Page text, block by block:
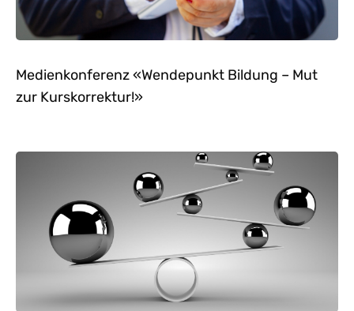
Medienkonferenz «Wendepunkt Bildung – Mut
zur Kurskorrektur!»